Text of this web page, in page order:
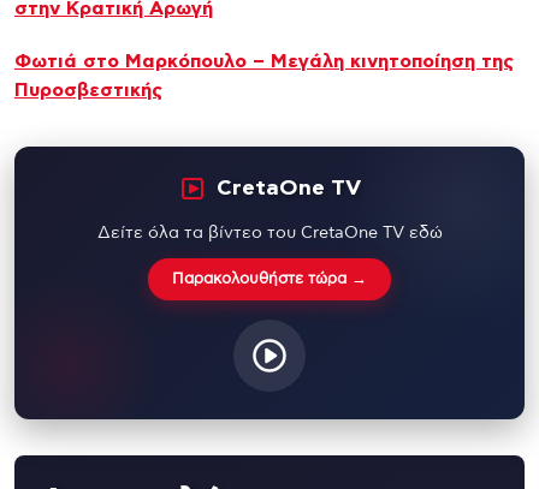
στην Κρατική Αρωγή
Φωτιά στο Μαρκόπουλο – Μεγάλη κινητοποίηση της
Πυροσβεστικής
CretaOne TV
Δείτε όλα τα βίντεο του CretaOne TV εδώ
Παρακολουθήστε τώρα →